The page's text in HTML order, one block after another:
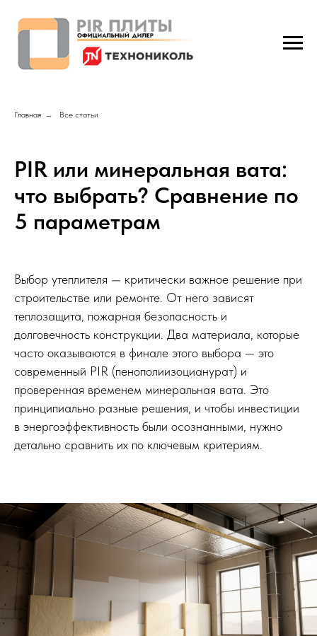
Главная → Все статьи
PIR или минеральная вата:
что выбрать? Сравнение по
5 параметрам
Выбор утеплителя — критически важное решение при
строительстве или ремонте. От него зависят
теплозащита, пожарная безопасность и
долговечность конструкции. Два материала, которые
часто оказываются в финале этого выбора — это
современный PIR (пенополиизоцианурат) и
проверенная временем минеральная вата. Это
принципиально разные решения, и чтобы инвестиции
в энергоэффективность были осознанными, нужно
детально сравнить их по ключевым критериям.